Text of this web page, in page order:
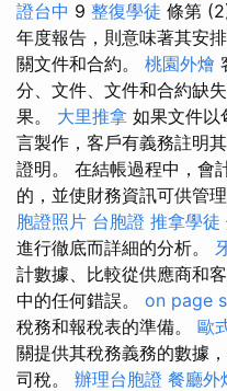
證台中 9 整復學徒 條第
年度報告，則意味著其安
關文件和合約。 桃園外燴
分、文件、文件和合約缺
果。 大里推拿 如果文件以
言製作，客戶有義務註明
證明。 在結帳過程中，會
的，並使財務資訊可供管
胞證照片 台胞證 推拿學徒
進行徹底而詳細的分析。
計數據、比較從供應商和
中的任何錯誤。 on page
稅務和報稅表的準備。 歐
關提供其稅務義務的數據
司稅。 辦理台胞證 餐廳外